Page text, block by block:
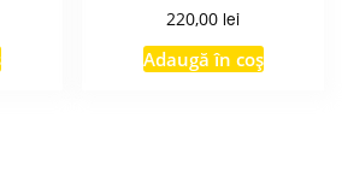
220,00 lei
Adaugă în coș